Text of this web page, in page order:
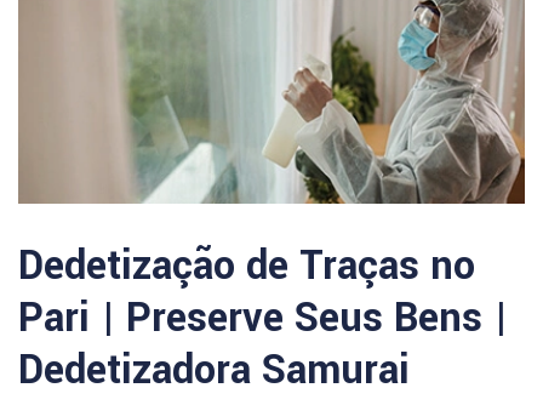
Dedetização de Traças no
Pari | Preserve Seus Bens |
Dedetizadora Samurai